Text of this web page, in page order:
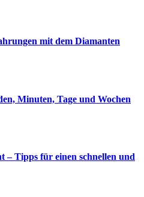
mit dem Diamanten
Minuten, Tage und Wochen
– Tipps für einen schnellen und